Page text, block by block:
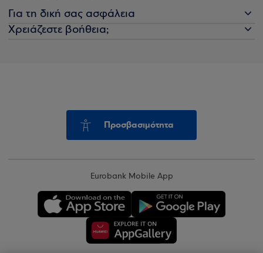
Για τη δική σας ασφάλεια
Χρειάζεστε βοήθεια;
Προσβασιμότητα
Eurobank Mobile App